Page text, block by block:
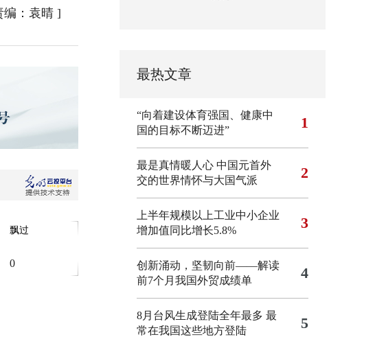
编：袁晴 ]
飘过
0
最热文章
“向着建设体育强国、健康中
国的目标不断迈进”
1
最是真情暖人心 中国元首外
交的世界情怀与大国气派
2
上半年规模以上工业中小企业
增加值同比增长5.8%
3
创新涌动，坚韧向前——解读
前7个月我国外贸成绩单
4
8月台风生成登陆全年最多 最
常在我国这些地方登陆
5